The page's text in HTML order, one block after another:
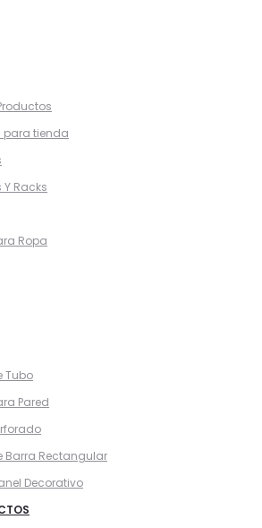
para tienda
Y Racks
Ropa
Tubo
Pared
Barra Rectangular
Decorativo